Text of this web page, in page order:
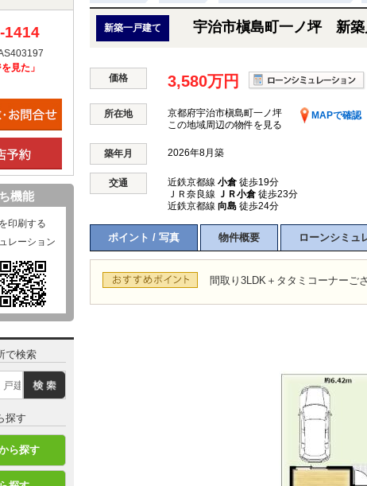
新築一戸建て 宇治市槇島町一ノ坪 新築
価格 3,580万円
所在地 京都府宇治市槇島町一ノ坪
MAPで確認
この地域周辺の物件を見る
築年月 2026年8月築
交通 近鉄京都線 小倉 徒歩19分
ＪＲ奈良線 ＪＲ小倉 徒歩23分
近鉄京都線 向島 徒歩24分
ポイント / 写真 物件概要 ローンシミュ
間取り3LDK＋タタミコーナーご
1414
見た」
機能
印刷する
レーション
で検索
探す
ら探す